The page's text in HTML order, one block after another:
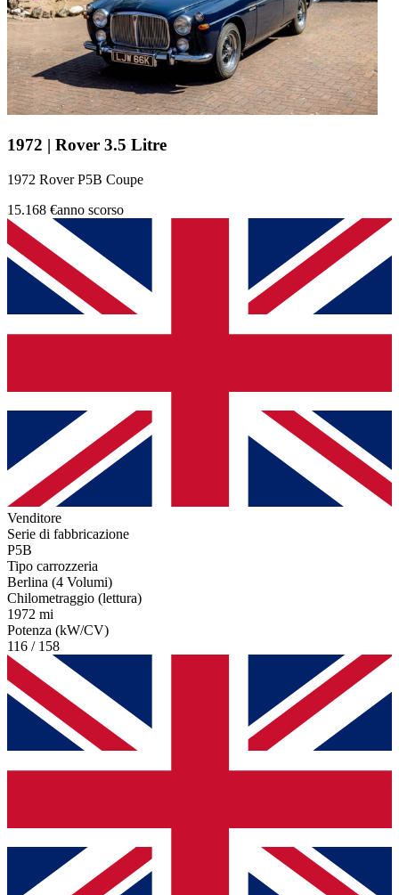
1972 | Rover 3.5 Litre
1972 Rover P5B Coupe
15.168 €anno scorso
Venditore
Serie di fabbricazione
P5B
Tipo carrozzeria
Berlina (4 Volumi)
Chilometraggio (lettura)
1972 mi
Potenza (kW/CV)
116 / 158